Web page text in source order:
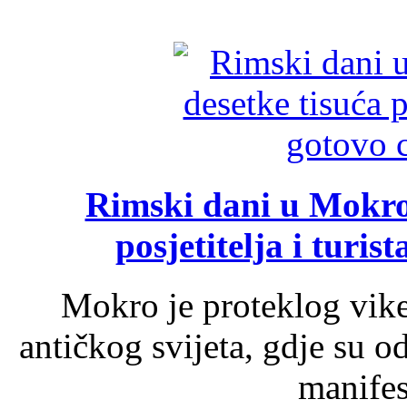
Rimski dani u
posjetitelja i
Mokro je proteklog
antičkog svijeta, gdje su